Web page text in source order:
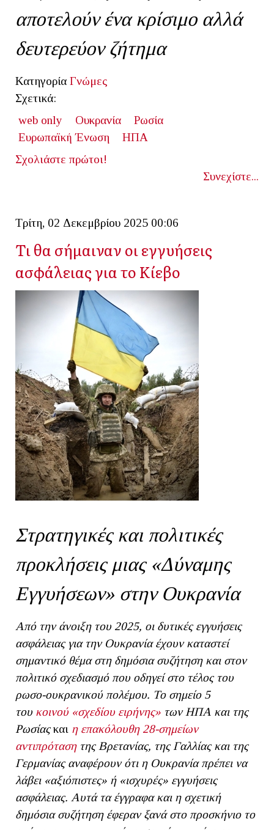
αποτελούν ένα κρίσιμο αλλά
δευτερεύον ζήτημα
Κατηγορία Γνώμες
Σχετικά:
web only
Ουκρανία
Ρωσία
Ευρωπαϊκή Ένωση
ΗΠΑ
Σχολιάστε πρώτοι!
Συνεχίστε...
Τρίτη, 02 Δεκεμβρίου 2025 00:06
Τι θα σήμαιναν οι εγγυήσεις
ασφάλειας για το Κίεβο
Στρατηγικές και πολιτικές
προκλήσεις μιας «Δύναμης
Εγγυήσεων» στην Ουκρανία
Από την άνοιξη του 2025, οι δυτικές εγγυήσεις
ασφάλειας για την Ουκρανία έχουν καταστεί
σημαντικό θέμα στη δημόσια συζήτηση και στον
πολιτικό σχεδιασμό που οδηγεί στο τέλος του
ρωσο-ουκρανικού πολέμου. Το σημείο 5
του κοινού «σχεδίου ειρήνης» των ΗΠΑ και της
Ρωσίαςκαι η επακόλουθη 28-σημείων
αντιπρότασητης Βρετανίας, της Γαλλίας και της
Γερμανίας αναφέρουν ότι η Ουκρανία πρέπει να
λάβει «αξιόπιστες» ή «ισχυρές» εγγυήσεις
ασφάλειας. Αυτά τα έγγραφα και η σχετική
δημόσια συζήτηση έφεραν ξανά στο προσκήνιο το